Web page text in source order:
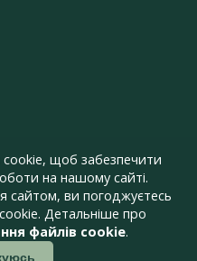
щоб забезпечити
на нашому сайті.
сайтом, ви погоджуєтесь
Детальніше про
файлів cookie.